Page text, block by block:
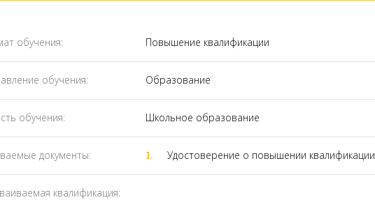
обучения: Повышение квалификации
обучения: Образование
обучения: Школьное образование
документы: Удостоверение о повышении квалификации
квалификация: